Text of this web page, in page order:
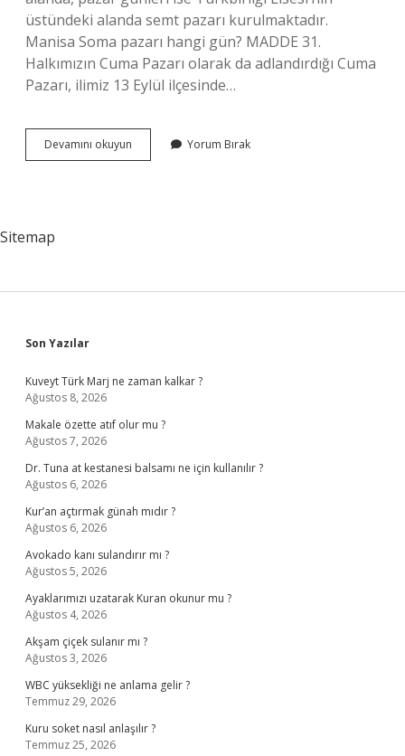
üstündeki alanda semt pazarı kurulmaktadır.
Manisa Soma pazarı hangi gün? MADDE 31.
Halkımızın Cuma Pazarı olarak da adlandırdığı Cuma
Pazarı, ilimiz 13 Eylül ilçesinde…
Devamını okuyun Manisada
Pazartesi
Yorum Bırak
Sitemap
Sidebar
Son Yazılar
Kuveyt Türk Marj ne zaman kalkar ?
Ağustos 8, 2026
Makale özette atıf olur mu ?
Ağustos 7, 2026
Dr. Tuna at kestanesi balsamı ne için kullanılır ?
Ağustos 6, 2026
Kur’an açtırmak günah mıdır ?
Ağustos 6, 2026
Avokado kanı sulandırır mı ?
Ağustos 5, 2026
Ayaklarımızı uzatarak Kuran okunur mu ?
Ağustos 4, 2026
Akşam çiçek sulanır mı ?
Ağustos 3, 2026
WBC yüksekliği ne anlama gelir ?
Temmuz 29, 2026
Kuru soket nasıl anlaşılır ?
Temmuz 25, 2026